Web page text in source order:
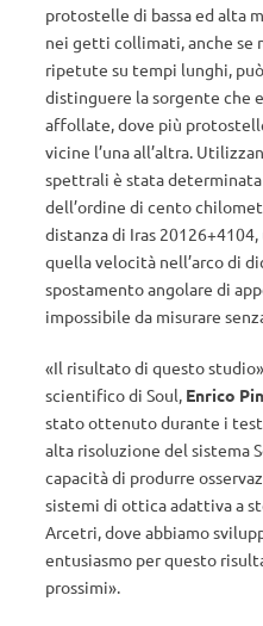
protostelle di bassa ed alta
nei getti collimati, anche se
ripetute su tempi lunghi,
distinguere la sorgente che
affollate, dove più
vicine l’una all’altra.
spettrali è stata
dell’ordine di cento
distanza di Iras
quella velocità nell’arco di
spostamento angolare di
impossibile da misurare
«Il risultato di questo
scientifico di Soul, Enrico
stato ottenuto durante i test
alta risoluzione del sistema
capacità di produrre
sistemi di ottica adattiva a
Arcetri, dove abbiamo
entusiasmo per questo
prossimi».